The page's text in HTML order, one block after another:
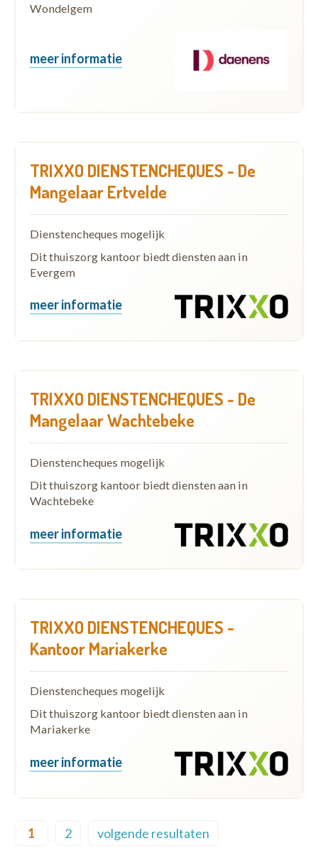
Wondelgem
meer informatie
TRIXXO DIENSTENCHEQUES - De
Mangelaar Ertvelde
Dienstencheques mogelijk
Dit thuiszorg kantoor biedt diensten aan in
Evergem
meer informatie
TRIXXO DIENSTENCHEQUES - De
Mangelaar Wachtebeke
Dienstencheques mogelijk
Dit thuiszorg kantoor biedt diensten aan in
Wachtebeke
meer informatie
TRIXXO DIENSTENCHEQUES -
Kantoor Mariakerke
Dienstencheques mogelijk
Dit thuiszorg kantoor biedt diensten aan in
Mariakerke
meer informatie
1 2 volgende resultaten